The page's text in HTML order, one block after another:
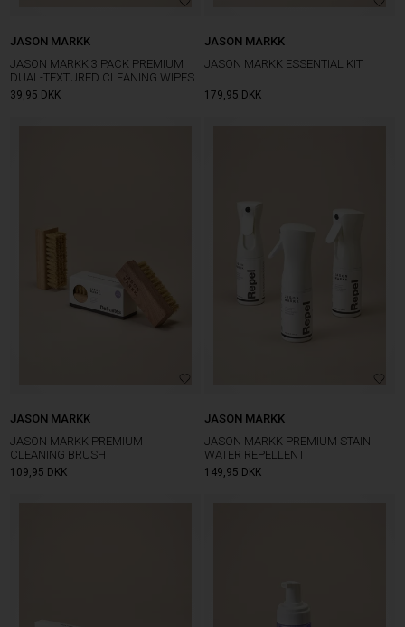
JASON MARKK
JASON MARKK 3 PACK PREMIUM
DUAL-TEXTURED CLEANING WIPES
39,95 DKK
JASON MARKK
JASON MARKK ESSENTIAL KIT
179,95 DKK
JASON MARKK
JASON MARKK PREMIUM
CLEANING BRUSH
109,95 DKK
JASON MARKK
JASON MARKK PREMIUM STAIN
WATER REPELLENT
149,95 DKK